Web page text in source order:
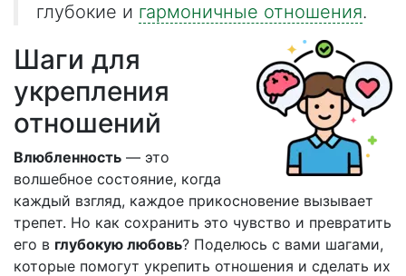
глубокие и гармоничные отношения.
Шаги для
укрепления
отношений
Влюбленность — это
волшебное состояние, когда
каждый взгляд, каждое прикосновение вызывает
трепет. Но как сохранить это чувство и превратить
его в глубокую любовь? Поделюсь с вами шагами,
которые помогут укрепить отношения и сделать их